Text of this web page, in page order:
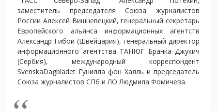
заместитель председателя Союза журналистов
России Алексей Вишневецкий, генеральный секретарь
Европейского альянса информационных агентств
Александр Гибои (Швейцария), генеральный директор
информационного агентства ТАНЮГ Бранка Джукич
(Сербия), международный корреспондент
SvenskaDagbladet Гунилла фон Халль и председатель
Союза журналистов СПб и ЛО Людмила Фомичева.